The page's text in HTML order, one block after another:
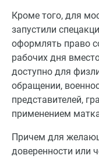
Кроме того, для
запустили
оформлять право
рабочих дня
доступно для
обращении,
представителей,
применением
Причем для
доверенности или